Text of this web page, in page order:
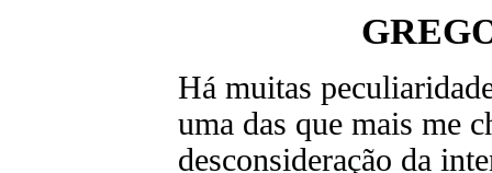
Há muitas
uma das que mais me
desconsideração da